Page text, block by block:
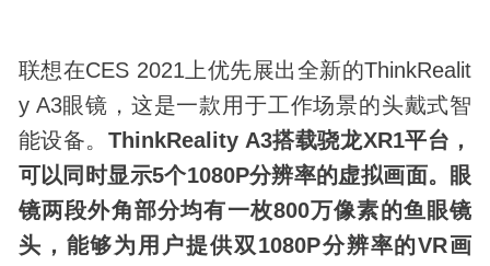
联想在CES 2021上优先展出全新的ThinkRealit
y A3眼镜，这是一款用于工作场景的头戴式智
能设备。ThinkReality A3搭载骁龙XR1平台，
可以同时显示5个1080P分辨率的虚拟画面。眼
镜两段外角部分均有一枚800万像素的鱼眼镜
头，能够为用户提供双1080P分辨率的VR画